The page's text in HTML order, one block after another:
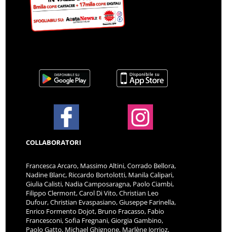
COLLABORATORI
Francesca Arcaro, Massimo Altini, Corrado Bellora,
Nadine Blanc, Riccardo Bortolotti, Manila Calipari,
Giulia Calisti, Nadia Camposaragna, Paolo Ciambi,
Filippo Clermont, Carol Di Vito, Christian Leo
Dufour, Christian Evaspasiano, Giuseppe Farinella,
Enrico Formento Dojot, Bruno Fracasso, Fabio
Francesconi, Sofia Fregnani, Giorgia Gambino,
Paolo Gatto, Michael Ghignone, Marlène Jorrioz,